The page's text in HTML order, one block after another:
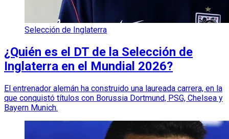
Selección de Inglaterra
¿Quién es el DT de la Selección de
Inglaterra en el Mundial 2026?
El entrenador alemán ha construido una laureada carrera, en la
que conquistó títulos con Borussia Dortmund, PSG, Chelsea y
Bayern Munich.